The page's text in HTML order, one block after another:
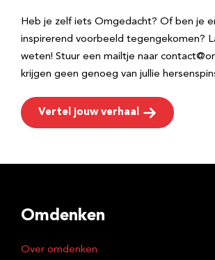
Heb je zelf iets Omgedacht? Of ben je
inspirerend voorbeeld tegengekomen?
weten! Stuur een mailtje naar
krijgen geen genoeg van jullie
Vertel jouw verhaal
Omdenken
Over omdenken